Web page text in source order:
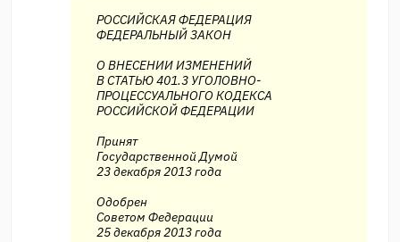
РОССИЙСКАЯ ФЕДЕРАЦИЯ
ФЕДЕРАЛЬНЫЙ ЗАКОН
О ВНЕСЕНИИ ИЗМЕНЕНИЙ
В СТАТЬЮ 401.3 УГОЛОВНО-
ПРОЦЕССУАЛЬНОГО КОДЕКСА
РОССИЙСКОЙ ФЕДЕРАЦИИ
Принят
Государственной Думой
23 декабря 2013 года
Одобрен
Советом Федерации
25 декабря 2013 года